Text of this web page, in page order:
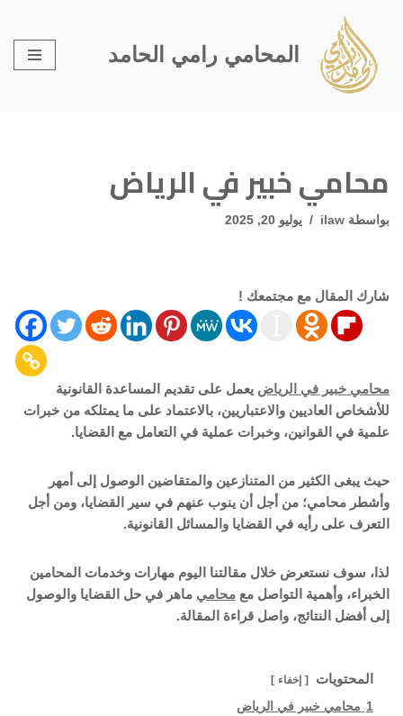
تخطى
إلى
المحتوى
المحامي رامي الحامد
محامي خبير في الرياض
بواسطة ilaw يوليو 20, 2025
شارك المقال مع مجتمعك !
محامي خبير في الرياض يعمل على تقديم المساعدة القانونية
للأشخاص العاديين والاعتباريين، بالاعتماد على ما يمتلكه من خبرات
علمية في القوانين، وخبرات عملية في التعامل مع القضايا.
حيث يبغى الكثير من المتنازعين والمتقاضين الوصول إلى أمهر
وأشطر محامي؛ من أجل أن ينوب عنهم في سير القضايا، ومن أجل
التعرف على رأيه في القضايا والمسائل القانونية.
لذا، سوف نستعرض خلال مقالتنا اليوم مهارات وخدمات المحامين
الخبراء، وأهمية التواصل مع محامي ماهر في حل القضايا والوصول
إلى أفضل النتائج، واصل قراءة المقالة.
المحتويات إخفاء
1 محامي خبير في الرياض